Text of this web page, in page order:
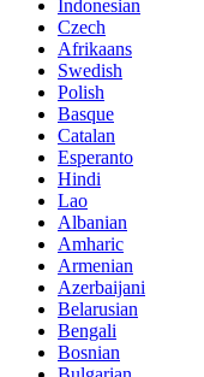
Indonesian
Czech
Afrikaans
Swedish
Polish
Basque
Catalan
Esperanto
Hindi
Lao
Albanian
Amharic
Armenian
Azerbaijani
Belarusian
Bengali
Bosnian